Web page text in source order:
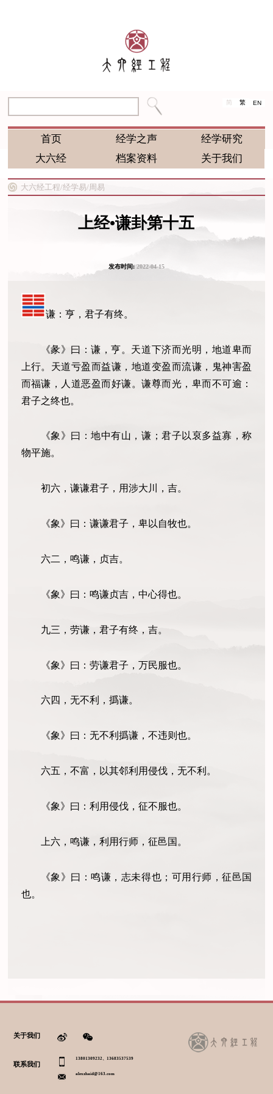
简 繁 EN
首页 经学之声
经学研究
大六经
档案资料 关于我们
大六经工程/经学易/ 周易
上经•谦卦第十五
发布时间:2022-04-15
谦：亨，君子有终。
《彖》曰：谦，亨。天道下济而光明，地道卑而
上行。天道亏盈而益谦，地道变盈而流谦，鬼神害盈
而福谦，人道恶盈而好谦。谦尊而光，卑而不可逾：
君子之终也。
《象》曰：地中有山，谦；君子以裒多益寡，称
物平施。
初六，谦谦君子，用涉大川，吉。
《象》曰：谦谦君子，卑以自牧也。
六二，鸣谦，贞吉。
《象》曰：鸣谦贞吉，中心得也。
九三，劳谦，君子有终，吉。
《象》曰：劳谦君子，万民服也。
六四，无不利，撝谦。
《象》曰：无不利撝谦，不违则也。
六五，不富，以其邻利用侵伐，无不利。
《象》曰：利用侵伐，征不服也。
上六，鸣谦，利用行师，征邑国。
《象》曰：鸣谦，志未得也；可用行师，征邑国
也。
关于我们
联系我们
13801309232、13683537539
alexzhaid@163.com